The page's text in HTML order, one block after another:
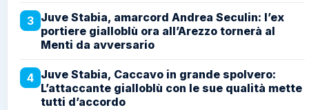
3 Juve Stabia, amarcord Andrea Seculin: l’ex
portiere gialloblù ora all’Arezzo tornerà al
Menti da avversario
4 Juve Stabia, Caccavo in grande spolvero:
L’attaccante gialloblù con le sue qualità mette
tutti d’accordo